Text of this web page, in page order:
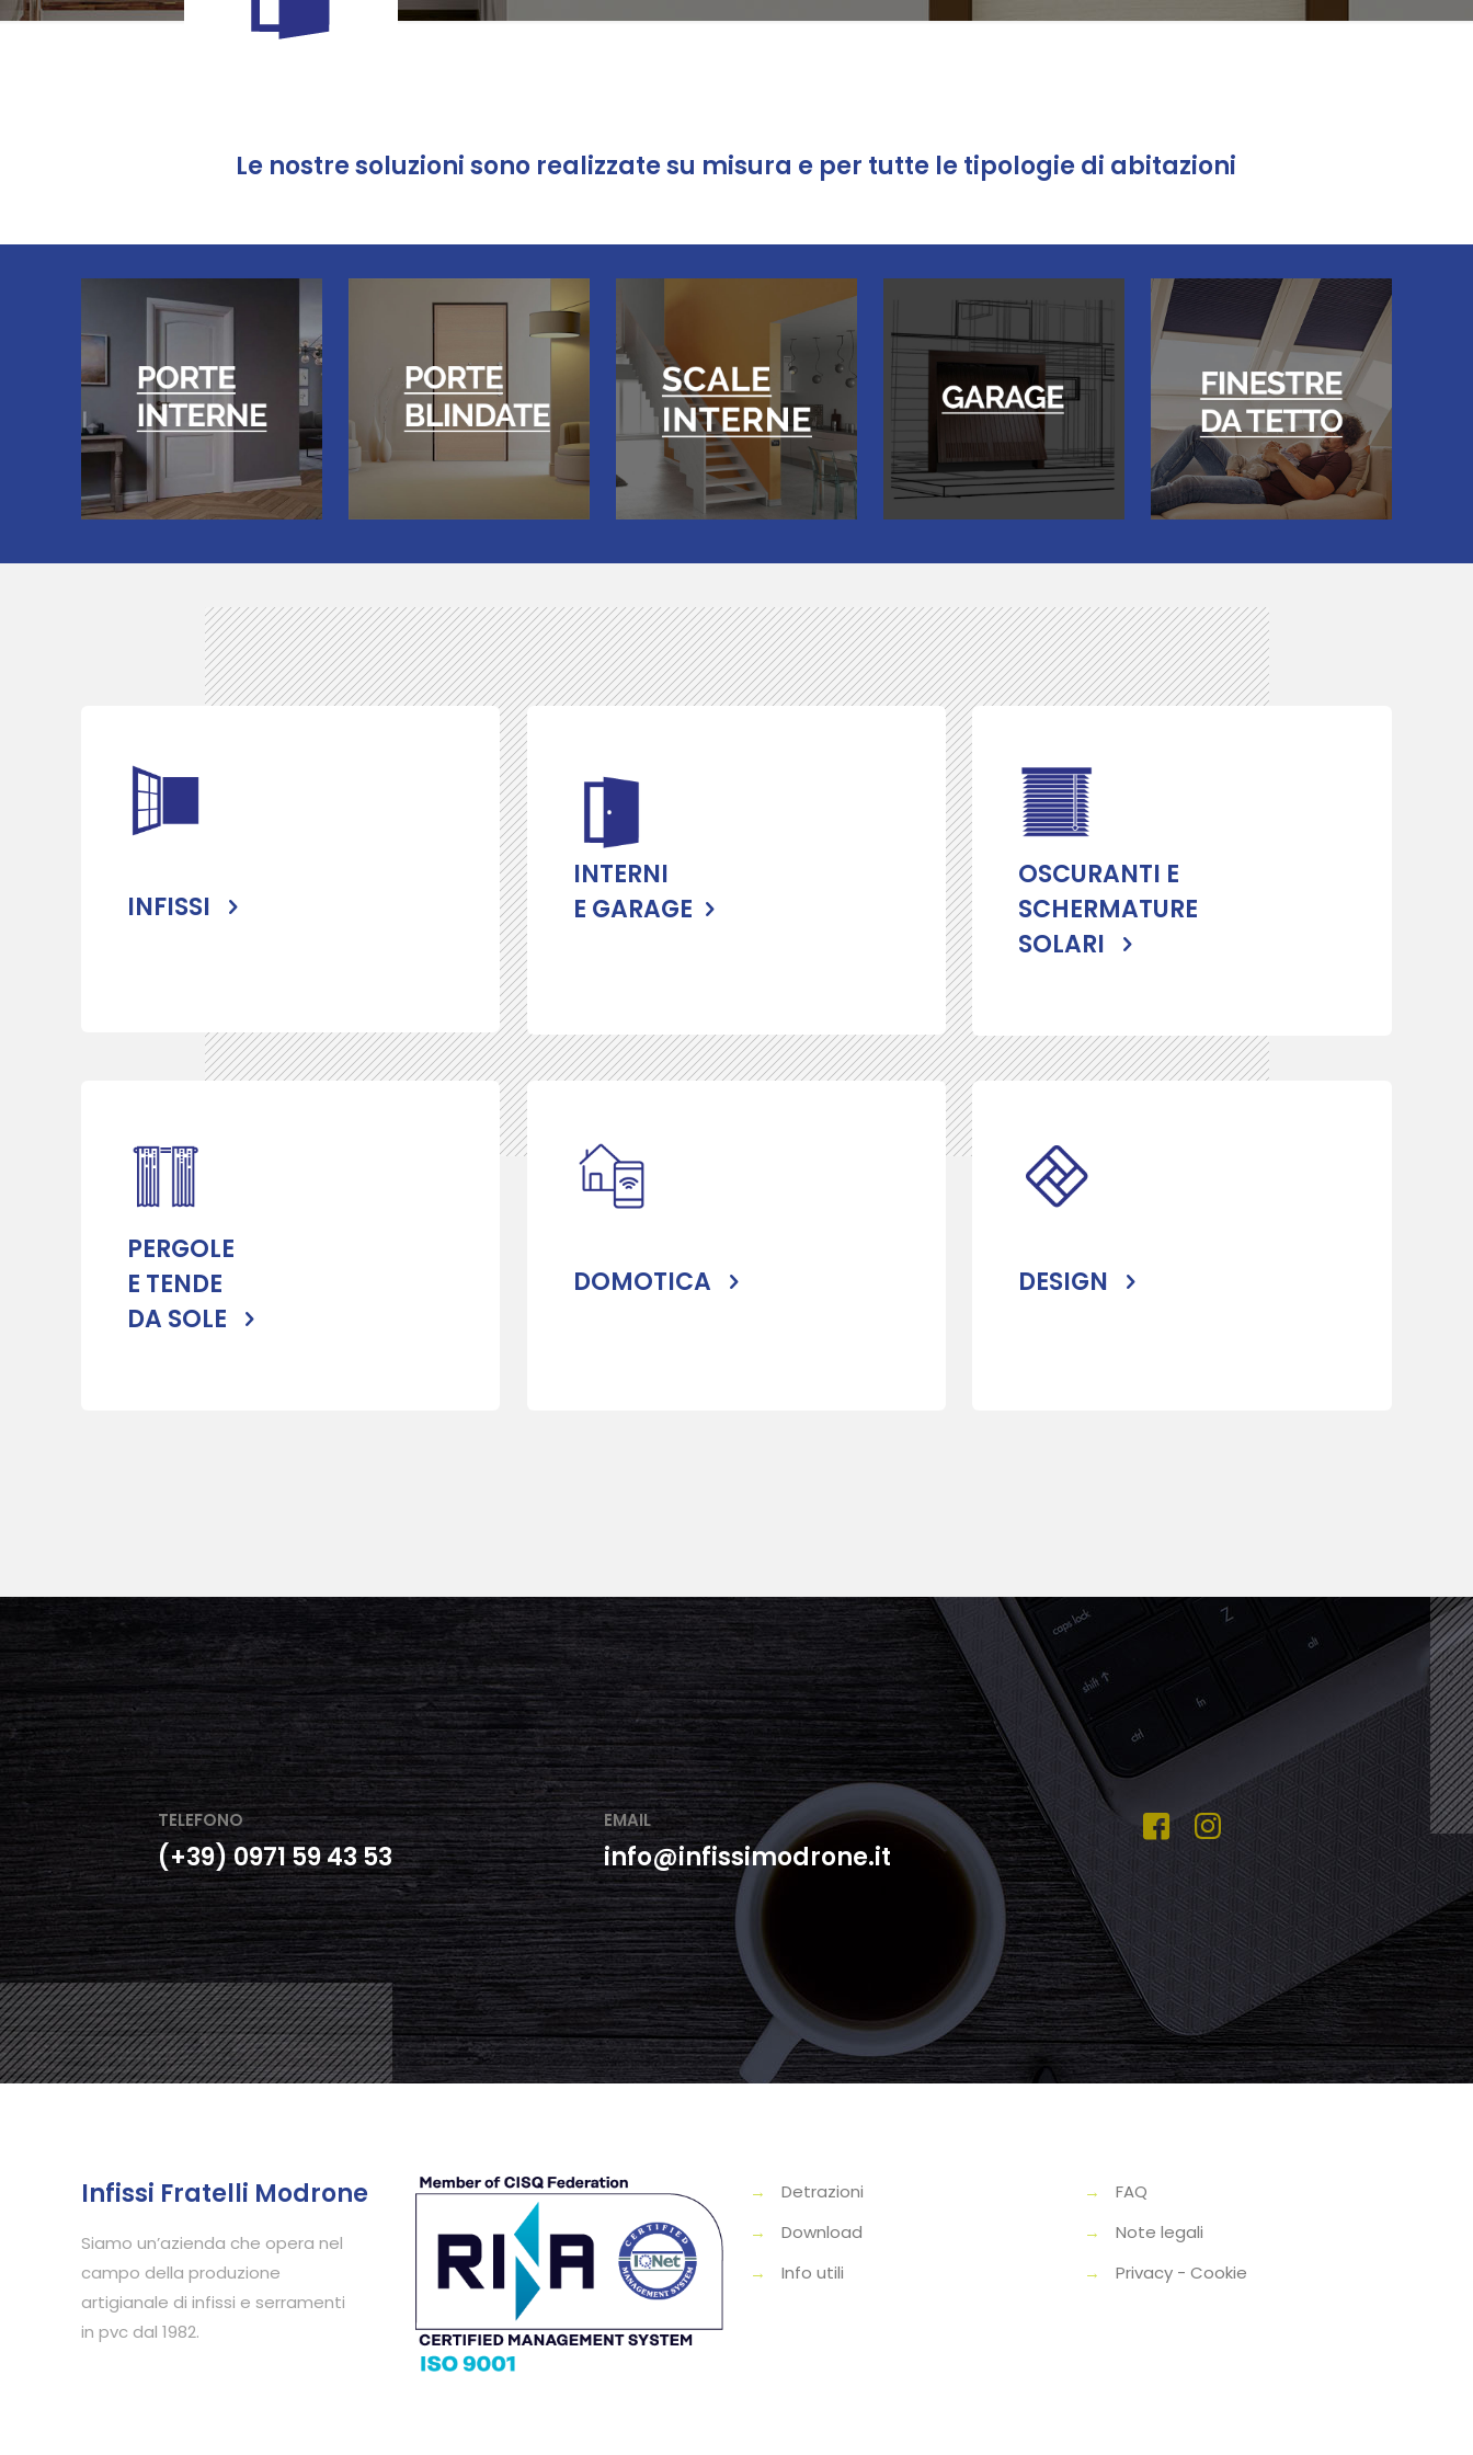
Le nostre soluzioni sono realizzate su misura e per tutte le tipologie di abitazioni
INFISSI
INTERNI
E GARAGE
OSCURANTI E
SCHERMATURE
SOLARI
PERGOLE
E TENDE
DA SOLE
DOMOTICA DESIGN
TELEFONO
(+39) 0971 59 43 53
EMAIL
info@infissimodrone.it
Infissi Fratelli Modrone
Siamo un’azienda che opera nel
campo della produzione
artigianale di infissi e serramenti
in pvc dal 1982.
→
Detrazioni
→
Download
→
Info utili
→
FAQ
→
Note legali
→
Privacy - Cookie